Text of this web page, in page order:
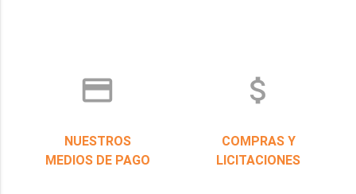
credit_card
NUESTROS
MEDIOS DE PAGO
attach_money
COMPRAS Y
LICITACIONES